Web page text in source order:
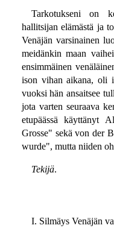
Tarkotukseni on
hallitsijan elämästä ja
Venäjän varsinainen
meidänkin maan
ensimmäinen
ison vihan aikana, oli
vuoksi hän ansaitsee
jota varten seuraava
etupäässä käyttänyt
Grosse" sekä von der
wurde", mutta niiden
Tekijä.
I. Silmäys Venäjän